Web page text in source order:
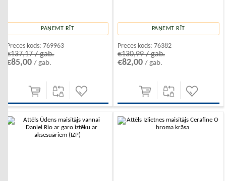
PAŅEMT RĪT
Preces kods: 769963
€137,17 / gab.
€85,00/ gab.
PAŅEMT RĪT
Preces kods: 76382
€130,99 / gab.
€82,00 / gab.